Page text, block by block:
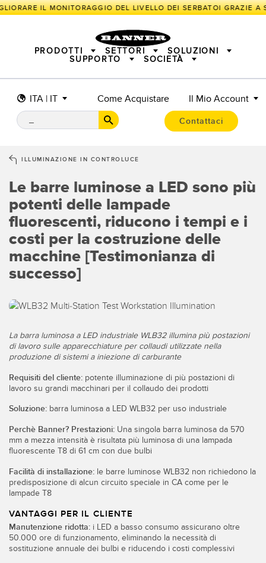
IL MONITORAGGIO DEL LIVELLO DEI SERBATOI GRAZIE A
ITA | IT Come Acquistare Il Mio Account
Contattaci
PRODOTTI
SENSORI
SOLUZIONI DI MISURA
ILLUMINATORI E INDICATORI
SICUREZZA DELLE MACCHINE
INDUSTRIALE
CONNECTIVITY
SOLUZIONI PER IL MONITORAGGIO
SNAP SIGNAL
NUOVI PRODOTTI
ACCESSORI
SOFTWARE
TECNOLOGIE
SENSORI
Sensori fotoelettrici
Barriere di misura
3D Time-of-Flight
Amplificatori a fibra ottica
Sensori a forcella e di etichette
Sensori di luminescenza, colori e tacche di registro
Sensori Pick-to-Light
SETTORI SOLUZIONI
IIOT E LA FABBRICA INTELLIGENTE
SENSORI INTELLIGENTI
PROTEZIONE DI MACCHINARI
ILLUMINAZIONE INDUSTRIALE
MISURAZIONE E ISPEZIONE
CONTROLLO QUALITÀ
RILEVAMENTO VEICOLI
MANUTENZIONE PREDITTIVA
APPLICAZIONI RADAR
IIOT E LA FABBRICA
INTELLIGENTE
Protocolli di comunicazione industriali
Manutenzione predittiva
Monitoraggio delle condizioni: manutenzione predittiva e
preventiva
Monitoraggio remoto
Monitoraggio/efficacia complessiva dei macchinari
Overall Equipment Effectiveness (OEE)
Richiesta di componenti, servizi o prelievo di pallet
Monitoraggio del livello di un serbatoio
SUPPORTO SOCIETÀ
ILLUMINAZIONE IN CONTROLUCE
Le barre luminose a LED sono più
potenti delle lampade
fluorescenti, riducono i tempi e i
costi per la costruzione delle
macchine [Testimonianza di
successo]
La barra luminosa a LED industriale WLB32 illumina più postazioni
di lavoro sulle apparecchiature per collaudi utilizzate nella
produzione di sistemi a iniezione di carburante
Requisiti del cliente: potente illuminazione di più postazioni di
lavoro su grandi macchinari per il collaudo dei prodotti
Soluzione: barra luminosa a LED WLB32 per uso industriale
Perchè Banner? Prestazioni: Una singola barra luminosa da 570
mm a mezza intensità è risultata più luminosa di una lampada
fluorescente T8 di 61 cm con due bulbi
Facilità di installazione: le barre luminose WLB32 non richiedono la
predisposizione di alcun circuito speciale in CA come per le
lampade T8
VANTAGGI PER IL CLIENTE
Manutenzione ridotta: i LED a basso consumo assicurano oltre
50.000 ore di funzionamento, eliminando la necessità di
sostituzione annuale dei bulbi e riducendo i costi complessivi